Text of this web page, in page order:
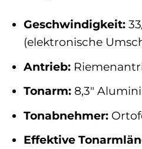
Geschwindigkeit:
(elektronische
Antrieb:
Tonarm:8,3″
Tonabnehmer:
Effektive